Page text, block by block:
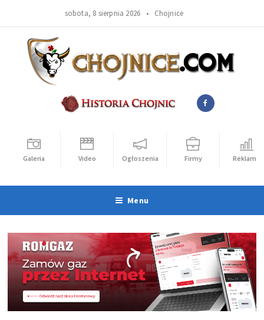
sobota, 8 sierpnia 2026 • Chojnice
Galeria Video Ogłoszenia Firmy Reklama
Menu